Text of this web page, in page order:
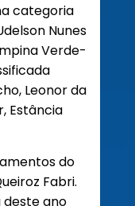
categoria
Nunes
Verde-
Leonor da
Estância
do
Fabri.
deste ano